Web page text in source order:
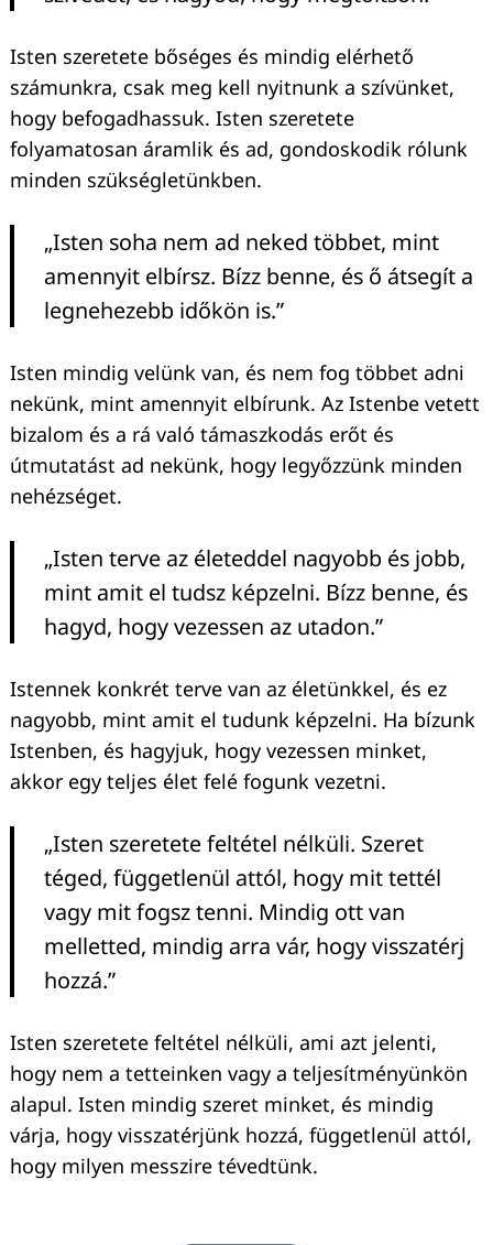
Isten szeretete bőséges és mindig elérhető
számunkra, csak meg kell nyitnunk a szívünket,
hogy befogadhassuk. Isten szeretete
folyamatosan áramlik és ad, gondoskodik rólunk
minden szükségletünkben.
„Isten soha nem ad neked többet, mint
amennyit elbírsz. Bízz benne, és ő átsegít a
legnehezebb időkön is.”
Isten mindig velünk van, és nem fog többet adni
nekünk, mint amennyit elbírunk. Az Istenbe vetett
bizalom és a rá való támaszkodás erőt és
útmutatást ad nekünk, hogy legyőzzünk minden
nehézséget.
„Isten terve az életeddel nagyobb és jobb,
mint amit el tudsz képzelni. Bízz benne, és
hagyd, hogy vezessen az utadon.”
Istennek konkrét terve van az életünkkel, és ez
nagyobb, mint amit el tudunk képzelni. Ha bízunk
Istenben, és hagyjuk, hogy vezessen minket,
akkor egy teljes élet felé fogunk vezetni.
„Isten szeretete feltétel nélküli. Szeret
téged, függetlenül attól, hogy mit tettél
vagy mit fogsz tenni. Mindig ott van
melletted, mindig arra vár, hogy visszatérj
hozzá.”
Isten szeretete feltétel nélküli, ami azt jelenti,
hogy nem a tetteinken vagy a teljesítményünkön
alapul. Isten mindig szeret minket, és mindig
várja, hogy visszatérjünk hozzá, függetlenül attól,
hogy milyen messzire tévedtünk.